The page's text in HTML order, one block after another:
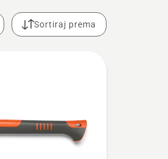
Sortiraj prema